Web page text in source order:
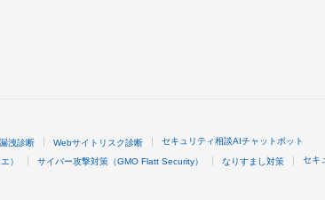
洩診断 Webサイトリスク診断 セキュリティ相談AIチャットボット
） サイバー攻撃対策（GMO Flatt Security） なりすまし対策 セキ